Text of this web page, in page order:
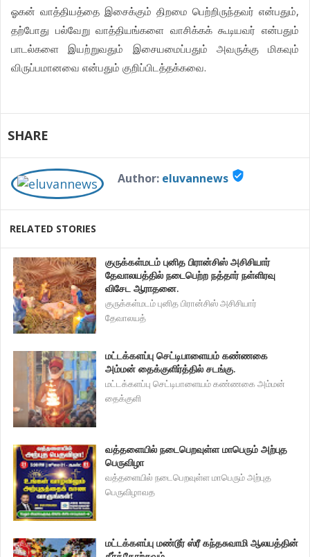
ஓகன் வாத்தியத்தை இசைக்கும் திறமை பெற்றிருந்தவர் என்பதும்,
தற்போது பல்வேறு வாத்தியங்களை வாசிக்கக் கூடியவர் என்பதும்
பாடல்களை இயற்றுவதும் இசையமைப்பதும் அவருக்கு மிகவும்
விருப்பமானவை என்பதும் குறிப்பிடத்தக்கவை.
SHARE
Author: eluvannews verified_user
RELATED STORIES
குருக்கள்மடம் புனித பிரான்சிஸ் அசிசியார்
தேவாலயத்தில் நடைபெற்ற நத்தார் நள்ளிரவு
விசேட ஆராதனை.
குருக்கள்மடம் புனித பிரான்சிஸ் அசிசியார்
தேவாலயத்
மட்டக்களப்பு செட்டிபாளையம் கண்ணகை
அம்மன் தைக்குளிர்த்தில் சடங்கு.
மட்டக்களப்பு செட்டிபாளையம் கண்ணகை அம்மன்
தைக்குளி
வத்தளையில் நடைபெறவுள்ள மாபெரும் அற்புத
பெருவிழா
வத்தளையில் நடைபெறவுள்ள மாபெரும் அற்புத
பெருவிழாவத
மட்டக்களப்பு மண்டூர் ஸ்ரீ கந்தசுவாமி ஆலயத்தின்